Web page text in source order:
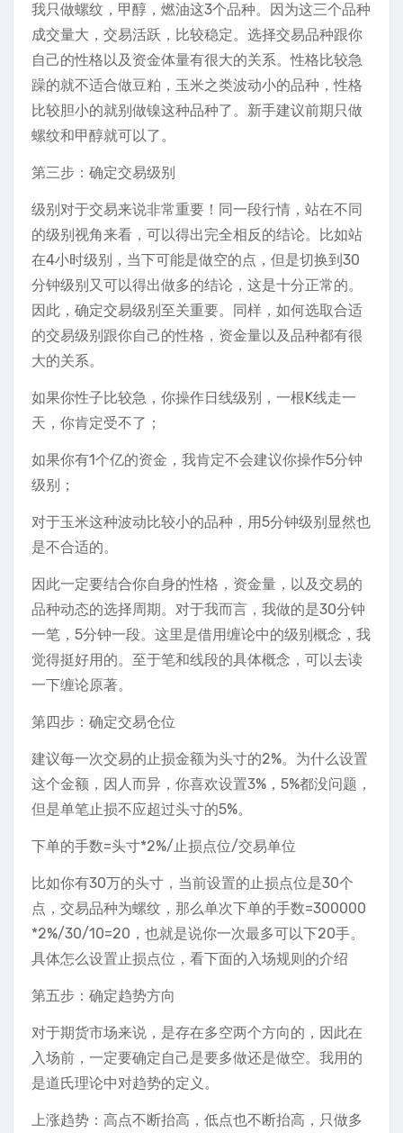
我只做螺纹，甲醇，燃油这3个品种。因为这三个品种
成交量大，交易活跃，比较稳定。选择交易品种跟你
自己的性格以及资金体量有很大的关系。性格比较急
躁的就不适合做豆粕，玉米之类波动小的品种，性格
比较胆小的就别做镍这种品种了。新手建议前期只做
螺纹和甲醇就可以了。
第三步：确定交易级别
级别对于交易来说非常重要！同一段行情，站在不同
的级别视角来看，可以得出完全相反的结论。比如站
在4小时级别，当下可能是做空的点，但是切换到30
分钟级别又可以得出做多的结论，这是十分正常的。
因此，确定交易级别至关重要。同样，如何选取合适
的交易级别跟你自己的性格，资金量以及品种都有很
大的关系。
如果你性子比较急，你操作日线级别，一根K线走一
天，你肯定受不了；
如果你有1个亿的资金，我肯定不会建议你操作5分钟
级别；
对于玉米这种波动比较小的品种，用5分钟级别显然也
是不合适的。
因此一定要结合你自身的性格，资金量，以及交易的
品种动态的选择周期。对于我而言，我做的是30分钟
一笔，5分钟一段。这里是借用缠论中的级别概念，我
觉得挺好用的。至于笔和线段的具体概念，可以去读
一下缠论原著。
第四步：确定交易仓位
建议每一次交易的止损金额为头寸的2%。为什么设置
这个金额，因人而异，你喜欢设置3%，5%都没问题，
但是单笔止损不应超过头寸的5%。
下单的手数=头寸*2%/止损点位/交易单位
比如你有30万的头寸，当前设置的止损点位是30个
点，交易品种为螺纹，那么单次下单的手数=300000
*2%/30/10=20，也就是说你一次最多可以下20手。
具体怎么设置止损点位，看下面的入场规则的介绍
第五步：确定趋势方向
对于期货市场来说，是存在多空两个方向的，因此在
入场前，一定要确定自己是要多做还是做空。我用的
是道氏理论中对趋势的定义。
上涨趋势：高点不断抬高，低点也不断抬高，只做多